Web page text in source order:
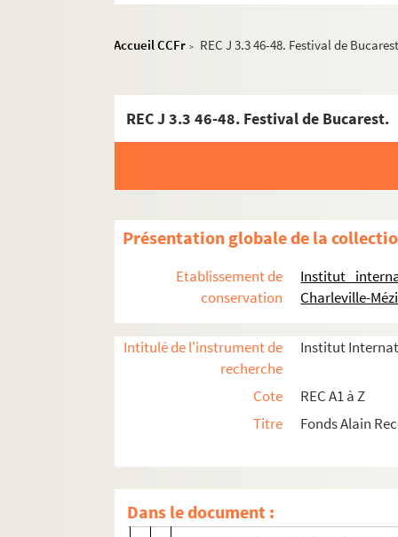
Accueil CCFr > REC J 3.3 46-48. Festival de
REC J 3.3 46-48. Festival de Bucarest.
Présentation globale de la
Etablissement de
conservation
Institut
Charleville-
Intitulé de l'instrument de
recherche
Institut
Cote
REC A1 à Z
Titre
Fonds Alain
Dans le document :
REC D 1-2. Correspondance [classement
REC J 1.1-12. Alain Recoing interprète.
REC J 3.1-39. Créations pour la scène.
REC J 3.1 1-2. Les Pantins
REC J 3.2 1-7. Quatre cadavres et un
REC J 3.3 1-67. La petite clef d’or
REC J 3.3 19-39. Représentation